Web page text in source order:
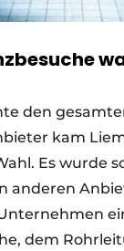
den
kam
Es wurde
anderen
dem